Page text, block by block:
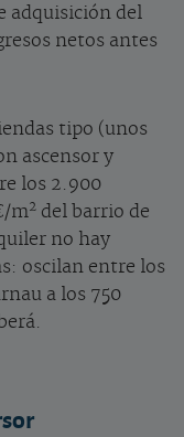
adquisición del
netos antes
tipo (unos
ascensor y
los 2.900
m2 del barrio de
no hay
oscilan entre los
a los 750